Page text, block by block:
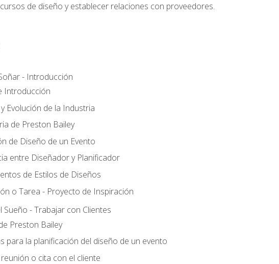
de diseño y establecer relaciones con proveedores.
- Introducción
Introducción
Evolución de la Industria
de Preston Bailey
de Diseño de un Evento
entre Diseñador y Planificador
de Estilos de Diseños
o Tarea - Proyecto de Inspiración
Sueño - Trabajar con Clientes
Preston Bailey
para la planificación del diseño de un evento
o cita con el cliente